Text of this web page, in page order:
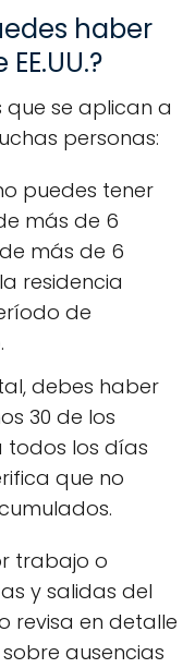
haber
se aplican a
personas:
puedes tener
más de 6
más de 6
residencia
de
debes haber
30 de los
todos los días
que no
trabajo o
y salidas del
revisa en detalle
ausencias